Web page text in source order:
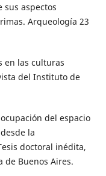
sus aspectos
Arqueología 23
en las culturas
del Instituto de
del espacio
la
doctoral inédita,
de Buenos Aires.